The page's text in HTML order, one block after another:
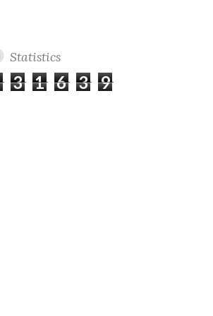
Statistics
3 1 6 3 9